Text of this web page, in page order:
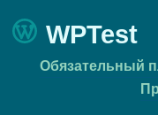
WPTest
Обязательный